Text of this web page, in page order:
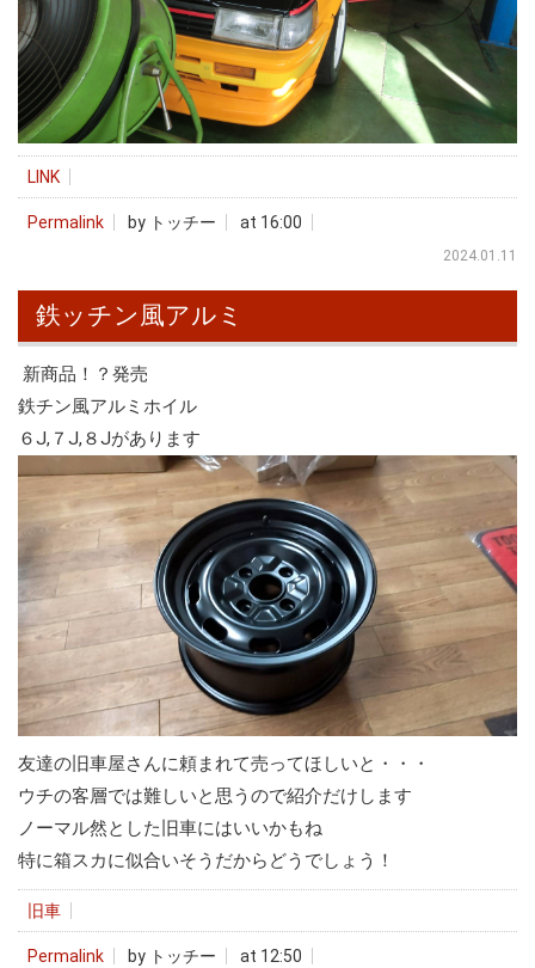
LINK
Permalink by トッチー at 16:00
2024.01.11
鉄ッチン風アルミ
新商品！？発売
鉄チン風アルミホイル
６J,７J,８Jがあります
友達の旧車屋さんに頼まれて売ってほしいと・・・
ウチの客層では難しいと思うので紹介だけします
ノーマル然とした旧車にはいいかもね
特に箱スカに似合いそうだからどうでしょう！
旧車
Permalink by トッチー at 12:50